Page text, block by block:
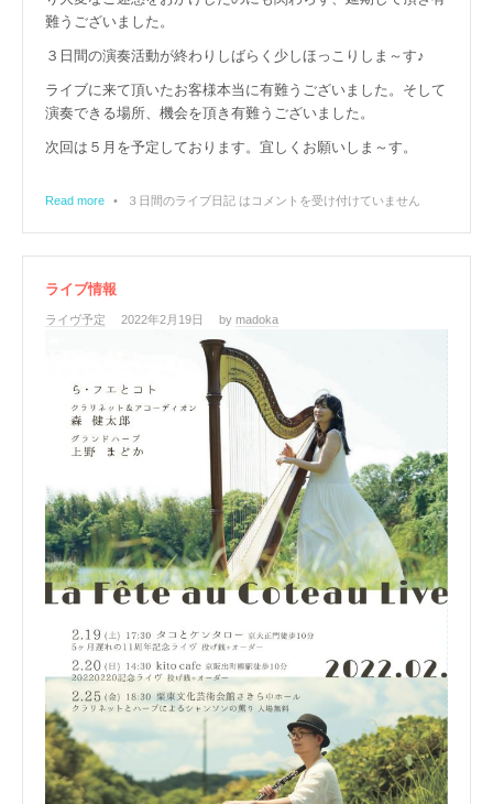
難うございました。
３日間の演奏活動が終わりしばらく少しほっこりしま～す♪
ライブに来て頂いたお客様本当に有難うございました。そして
演奏できる場所、機会を頂き有難うございました。
次回は５月を予定しております。宜しくお願いしま～す。
Read more • ３日間のライブ日記 は コメントを受け付けていません
ライブ情報
ライヴ予定 2022年2月19日 by madoka